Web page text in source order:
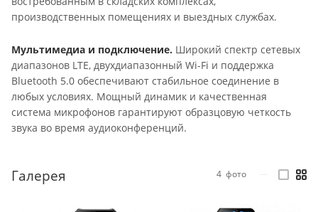
производственных помещениях и выездных службах.
Мультимедиа и подключение. Широкий спектр сетевых
диапазонов LTE, двухдиапазонный Wi-Fi и поддержка
Bluetooth 5.0 обеспечивают стабильное соединение в
любых условиях. Мощный динамик и качественная
система микрофонов гарантируют образцовую четкость
звука во время аудиоконференций.
Галерея 4 фото